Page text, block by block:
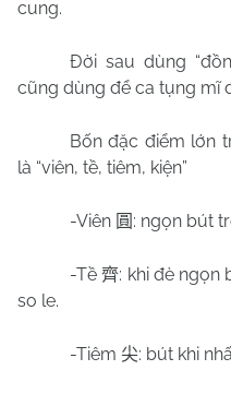
cung.
Đời sau dùng
cũng dùng để ca tụng mĩ
Bốn đặc điểm lớn
là “viên, tề, tiêm, kiện”
-Viên 圓 : ngọn bút
-Tề齊: khi đè ngọn
so le.
-Tiêm 尖: bút khi